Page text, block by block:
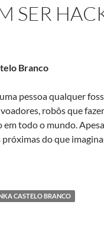
SER
Branco
pessoa qualquer
robôs que
todo o mundo.
do que
CASTELO BRANCO